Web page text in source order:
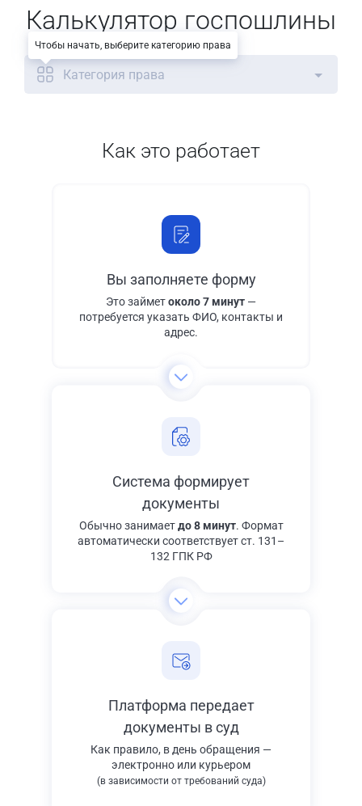
Калькулятор госпошлины
Категория права
Как это работает
Вы заполняете форму
Это займетоколо 7 минут —
потребуется указать ФИО, контакты и
адрес.
Система формирует
документы
Обычно занимаетдо 8 минут. Формат
автоматически соответствует ст. 131–
132 ГПК РФ
Платформа передает
документы в суд
Как правило, в день обращения —
электронно или курьером
(в зависимости от требований суда)
Чтобы начать, выберите категорию права